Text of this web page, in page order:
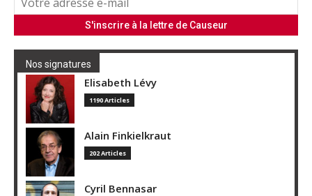
Nos signatures
Elisabeth Lévy
1190 Articles
Alain Finkielkraut
202 Articles
Cyril Bennasar